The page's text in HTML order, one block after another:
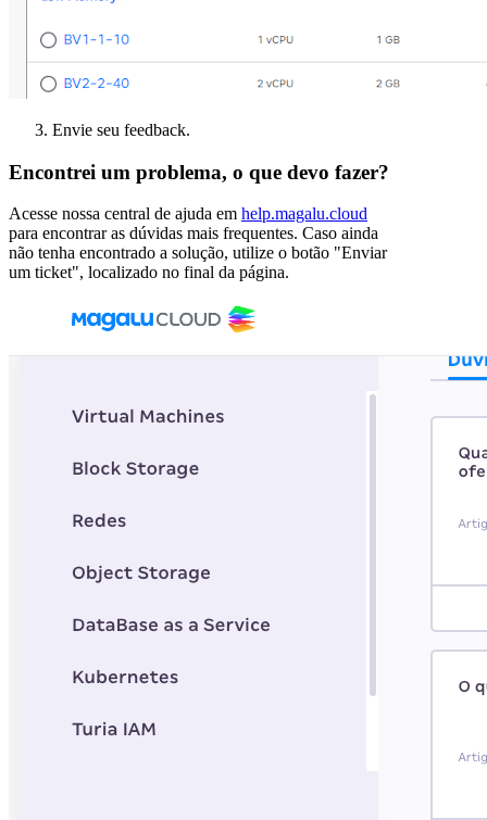
Envie seu feedback.
Encontrei um problema, o que devo fazer?
Acesse nossa central de ajuda em help.magalu.cloud
para encontrar as dúvidas mais frequentes. Caso ainda
não tenha encontrado a solução, utilize o botão "Enviar
um ticket", localizado no final da página.